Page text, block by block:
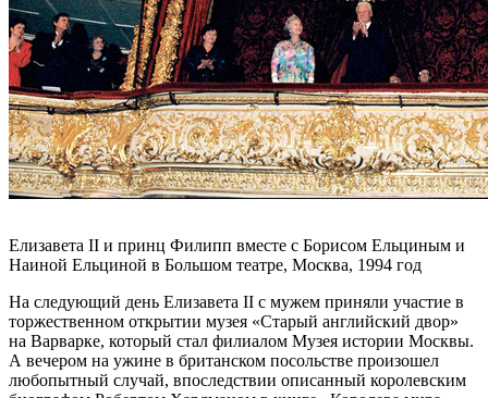
Елизавета II и принц Филипп вместе с Борисом Ельциным и
Наиной Ельциной в Большом театре, Москва, 1994 год
На следующий день Елизавета II с мужем приняли участие в
торжественном открытии музея «Старый английский двор»
на Варварке, который стал филиалом Музея истории Москвы.
А вечером на ужине в британском посольстве произошел
любопытный случай, впоследствии описанный королевским